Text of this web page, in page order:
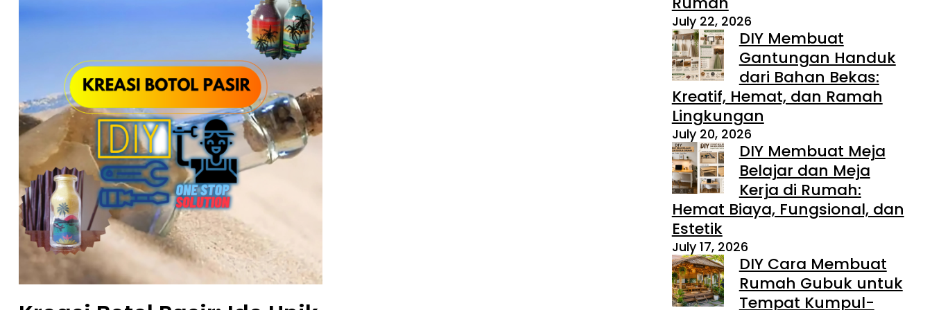
July 22, 2026
DIY Membuat
Gantungan Handuk
dari Bahan Bekas:
Kreatif, Hemat, dan Ramah
Lingkungan
July 20, 2026
DIY Membuat Meja
Belajar dan Meja
Kerja di Rumah:
Hemat Biaya, Fungsional, dan
Estetik
July 17, 2026
DIY Cara Membuat
Rumah Gubuk untuk
Tempat Kumpul-